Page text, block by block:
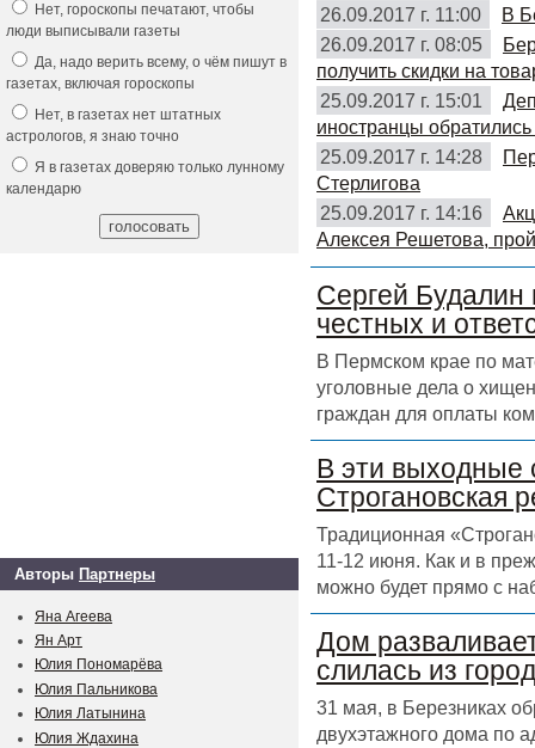
26.09.2017 г. 11:00
В
26.09.2017 г. 08:05
получить скидки на
25.09.2017 г. 15:01
иностранцы обратились
25.09.2017 г. 14:28
Стерлигова
25.09.2017 г. 14:16
Алексея Решетова,
Сергей Будалин
честных и
В Пермском крае по
уголовные дела о
граждан для оплаты
В эти выходные
Строгановская
Традиционная
11-12 июня. Как и в
можно будет прямо с
Дом
слилась из
31 мая, в Березниках
двухэтажного дома по
Нет, гороскопы печатают, чтобы
люди выписывали газеты
Да, надо верить всему, о чём пишут в
газетах, включая гороскопы
Нет, в газетах нет штатных
астрологов, я знаю точно
Я в газетах доверяю только лунному
календарю
Авторы Партнеры
Яна Агеева
Ян Арт
Юлия Пономарёва
Юлия Пальникова
Юлия Латынина
Юлия Ждахина